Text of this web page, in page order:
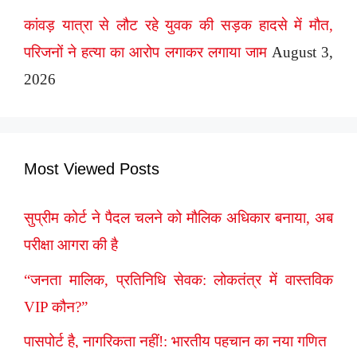
कांवड़ यात्रा से लौट रहे युवक की सड़क हादसे में मौत,
परिजनों ने हत्या का आरोप लगाकर लगाया जाम August 3,
2026
Most Viewed Posts
सुप्रीम कोर्ट ने पैदल चलने को मौलिक अधिकार बनाया, अब
परीक्षा आगरा की है
“जनता मालिक, प्रतिनिधि सेवक: लोकतंत्र में वास्तविक
VIP कौन?”
पासपोर्ट है, नागरिकता नहीं!: भारतीय पहचान का नया गणित